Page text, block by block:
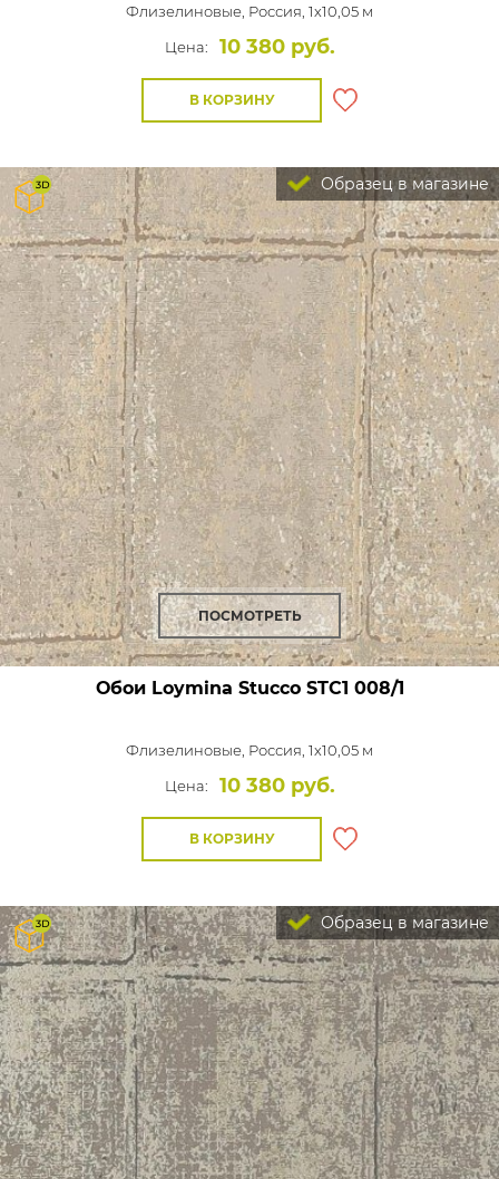
Флизелиновые, Россия, 1x10,05 м
Цена:
10 380 руб.
В КОРЗИНУ
Образец в магазине
ПОСМОТРЕТЬ
Обои Loymina StuccoSTC1 008/1
Флизелиновые, Россия, 1x10,05 м
Цена:
10 380 руб.
В КОРЗИНУ
Образец в магазине